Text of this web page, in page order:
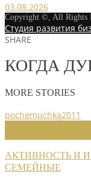
03.08.2026
Copyright ©, All Rights
Студия развития
SHARE
КОГДА
MORE STORIES
pochemuchka2011
АКТИВНОСТЬ И
СЕМЕЙНЫЕ